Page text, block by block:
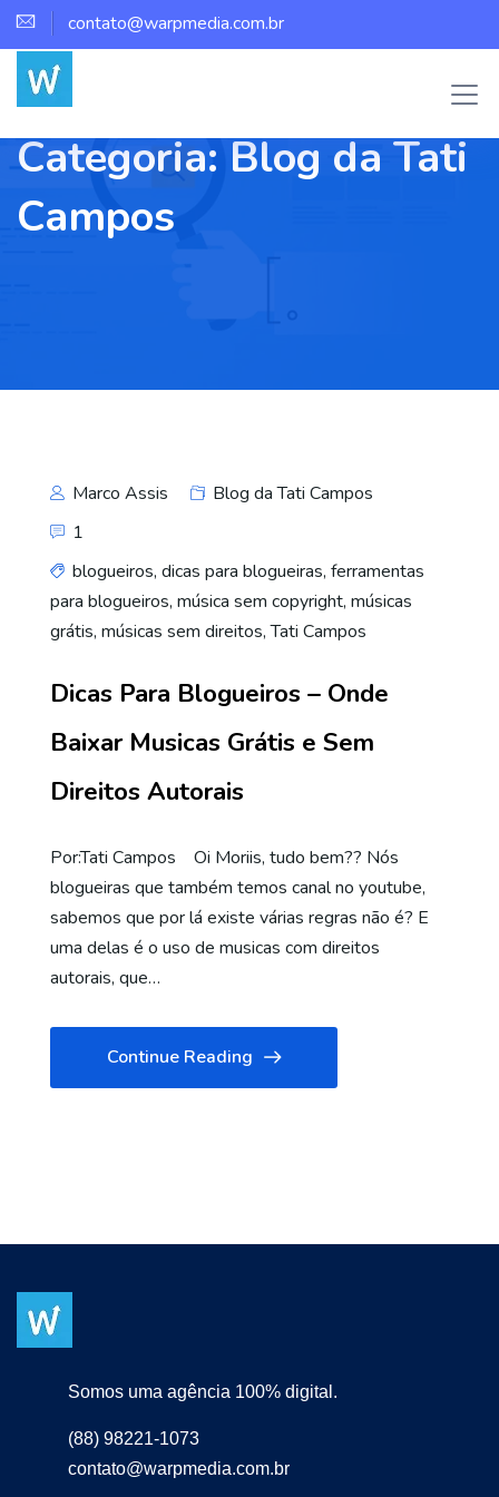
contato@warpmedia.com.br
Categoria:Blog da Tati
Campos
Marco Assis
Blog da Tati Campos
1
blogueiros, dicas para blogueiras, ferramentas
para blogueiros, música sem copyright, músicas
grátis, músicas sem direitos,Tati Campos
Dicas Para Blogueiros – Onde
Baixar Musicas Grátis e Sem
Direitos Autorais
Por:Tati Campos Oi Moriis, tudo bem?? Nós
blogueiras que também temos canal no youtube,
sabemos que por lá existe várias regras não é? E
uma delas é o uso de musicas com direitos
autorais, que…
Continue Reading
Somos uma agência 100% digital.
(88) 98221-1073
contato@warpmedia.com.br